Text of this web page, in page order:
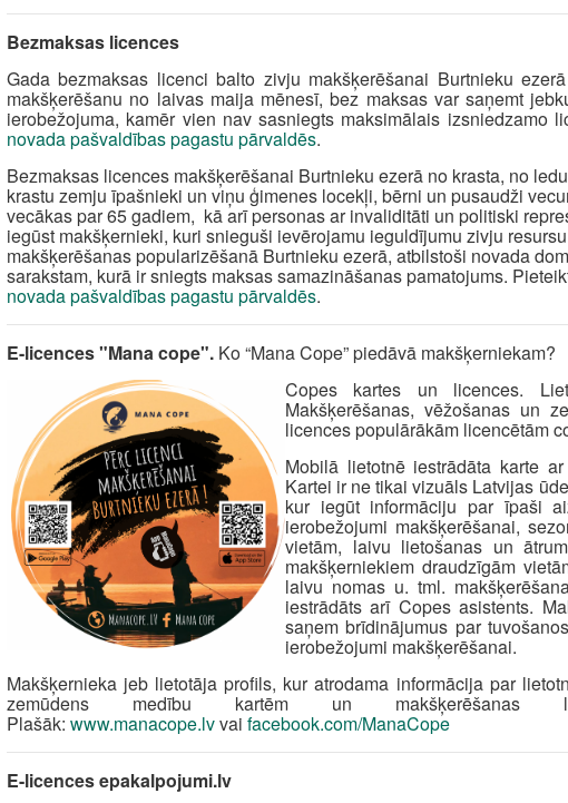
Bezmaksas licences
Gada bezmaksas licenci balto zivju makšķerēšanai Burtnieku
makšķerēšanu no laivas maija mēnesī, bez maksas var saņemt
ierobežojuma, kamēr vien nav sasniegts maksimālais izsniedzamo
novada pašvaldības pagastu pārvaldēs.
Bezmaksas licences makšķerēšanai Burtnieku ezerā no krasta, no
krastu zemju īpašnieki un viņu ģimenes locekļi, bērni un pusaudži
vecākas par 65 gadiem, kā arī personas ar invaliditāti un politiski
iegūst makšķernieki, kuri snieguši ievērojamu ieguldījumu zivju
makšķerēšanas popularizēšanā Burtnieku ezerā, atbilstoši novada
sarakstam, kurā ir sniegts maksas samazināšanas pamatojums.
novada pašvaldības pagastu pārvaldēs.
E-licences "Mana cope". Ko “Mana Cope” piedāvā makšķerniekam?
Copes kartes un licences.
Makšķerēšanas, vēžošanas un
licences populārākām licencētām
Mobilā lietotnē iestrādāta karte
Kartei ir ne tikai vizuāls Latvijas
kur iegūt informāciju par īpaši
ierobežojumi makšķerēšanai,
vietām, laivu lietošanas un
makšķerniekiem draudzīgām
laivu nomas u. tml.
iestrādāts arī Copes asistents.
saņem brīdinājumus par
ierobežojumi makšķerēšanai.
Makšķernieka jeb lietotāja profils, kur atrodama informācija par
zemūdens medību kartēm un makšķerēšanas
Plašāk: www.manacope.lvvai facebook.com/ManaCope
E-licences epakalpojumi.lv